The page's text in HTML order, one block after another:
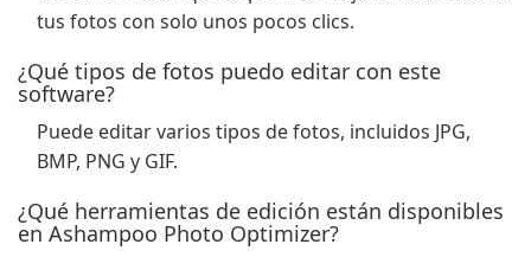
tus fotos con solo unos pocos clics.
¿Qué tipos de fotos puedo editar con este
software?
Puede editar varios tipos de fotos, incluidos JPG,
BMP, PNG y GIF.
¿Qué herramientas de edición están disponibles
en Ashampoo Photo Optimizer?